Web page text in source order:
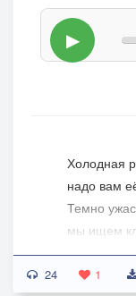
▶
Холодная
надо вам
Темно
мы ищем
Ещё
луна-
24 1